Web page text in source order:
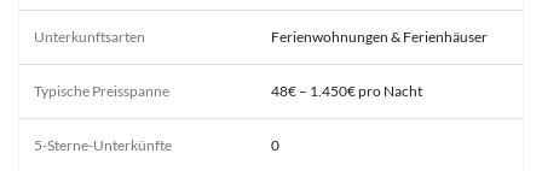
Unterkunftsarten Ferienwohnungen & Ferienhäuser
Typische Preisspanne 48€ – 1.450€ pro Nacht
5-Sterne-Unterkünfte 0